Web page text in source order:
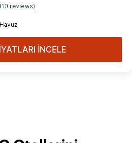
reviews)
Havuz
İNCELE